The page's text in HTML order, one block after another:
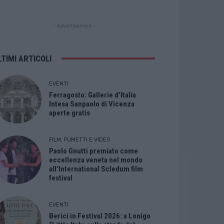
- Advertisement -
ARTICOLI
EVENTI
Ferragosto: Gallerie d’Italia
Intesa Sanpaolo di Vicenza
aperte gratis
FILM, FUMETTI E VIDEO
Paolo Gnutti premiato come
eccellenza veneta nel mondo
all’International Scledum film
festival
EVENTI
Berici in Festival 2026: a Lonigo